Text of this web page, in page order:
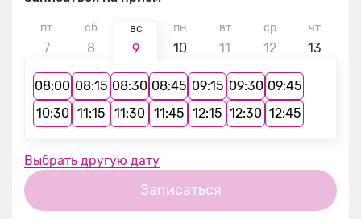
пт
7
сб
8
вс
9
пн
10
вт
11
ср
12
чт
13
08:00 08:15 08:30 08:45 09:15 09:30 09:45
10:30 11:15 11:30 11:45 12:15 12:30 12:45
Выбрать другую дату
Записаться